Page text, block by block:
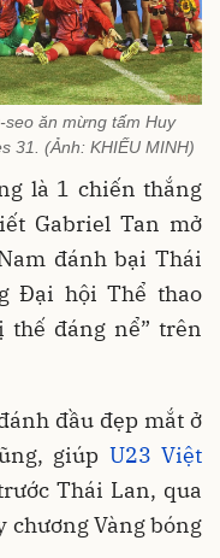
seo ăn mừng tấm Huy
31. (Ảnh: KHIẾU MINH)
là 1 chiến thắng
Gabriel Tan mở
đánh bại Thái
Đại hội Thể thao
đáng nể” trên
đầu đẹp mắt ở
giúp U23 Việt
Thái Lan, qua
chương Vàng bóng